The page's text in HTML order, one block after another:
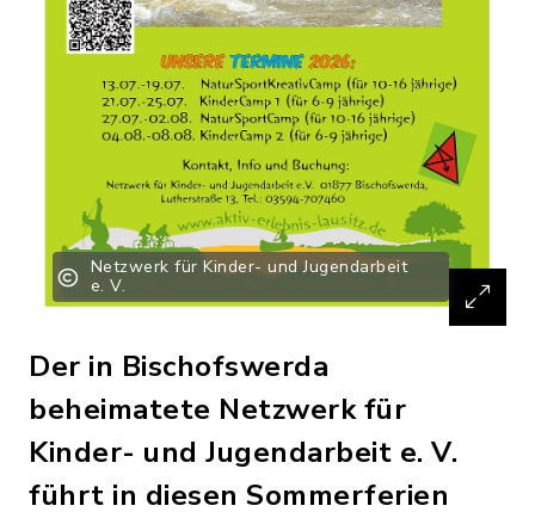
Netzwerk für Kinder- und Jugendarbeit
e. V.
Der in Bischofswerda
beheimatete Netzwerk für
Kinder- und Jugendarbeit e. V.
führt in diesen Sommerferien